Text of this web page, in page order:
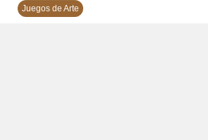
Juegos de Arte